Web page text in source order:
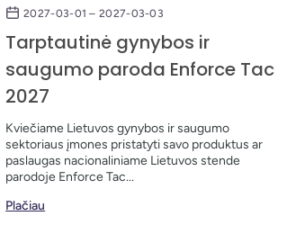
2027-03-01 – 2027-03-03
Tarptautinė gynybos ir
saugumo paroda Enforce Tac
2027
Kviečiame Lietuvos gynybos ir saugumo
sektoriaus įmones pristatyti savo produktus ar
paslaugas nacionaliniame Lietuvos stende
parodoje Enforce Tac...
Plačiau